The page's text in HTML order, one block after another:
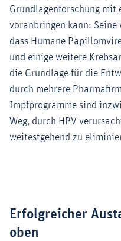
Grundlagenforschung mit
voranbringen kann:
dass Humane
und einige weitere
die Grundlage für die
durch mehrere
Impfprogramme sind
Weg, durch HPV
weitestgehend zu
Erfolgreicher
oben